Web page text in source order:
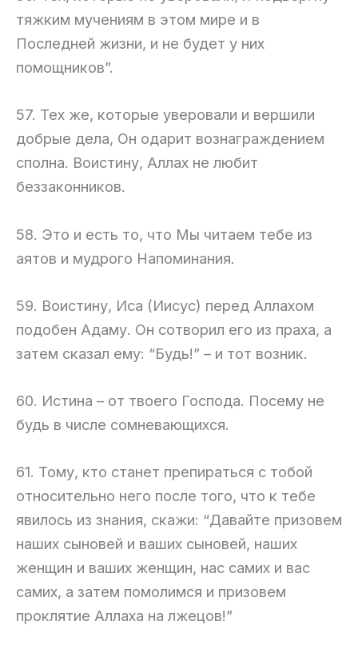
тяжким мучениям в этом мире и в
Последней жизни, и не будет у них
помощников”.
57. Тех же, которые уверовали и вершили
добрые дела, Он одарит вознаграждением
сполна. Воистину, Аллах не любит
беззаконников.
58. Это и есть то, что Мы читаем тебе из
аятов и мудрого Напоминания.
59. Воистину, Иса (Иисус) перед Аллахом
подобен Адаму. Он сотворил его из праха, а
затем сказал ему: “Будь!” – и тот возник.
60. Истина – от твоего Господа. Посему не
будь в числе сомневающихся.
61. Тому, кто станет препираться с тобой
относительно него после того, что к тебе
явилось из знания, скажи: “Давайте призовем
наших сыновей и ваших сыновей, наших
женщин и ваших женщин, нас самих и вас
самих, а затем помолимся и призовем
проклятие Аллаха на лжецов!”